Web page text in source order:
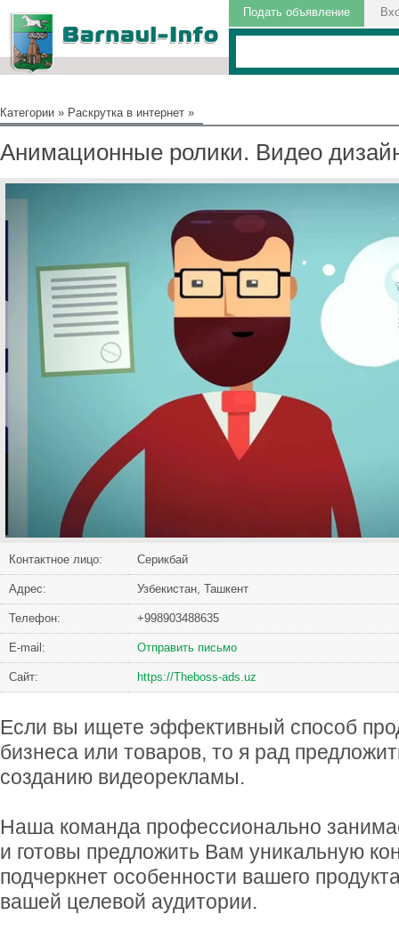
Подать объявление
Категории » Раскрутка в интернет »
Анимационные ролики. Видео
Контактное лицо: Серикбай
Адрес: Узбекистан, Ташкент
Телефон: +998903488635
Е-mail: Отправить письмо
Сайт: https://Theboss-ads.uz
Если вы ищете эффективный способ
бизнеса или товаров, то я рад
созданию видеорекламы.
Наша команда профессионально
и готовы предложить Вам уникальную
подчеркнет особенности вашего
вашей целевой аудитории.